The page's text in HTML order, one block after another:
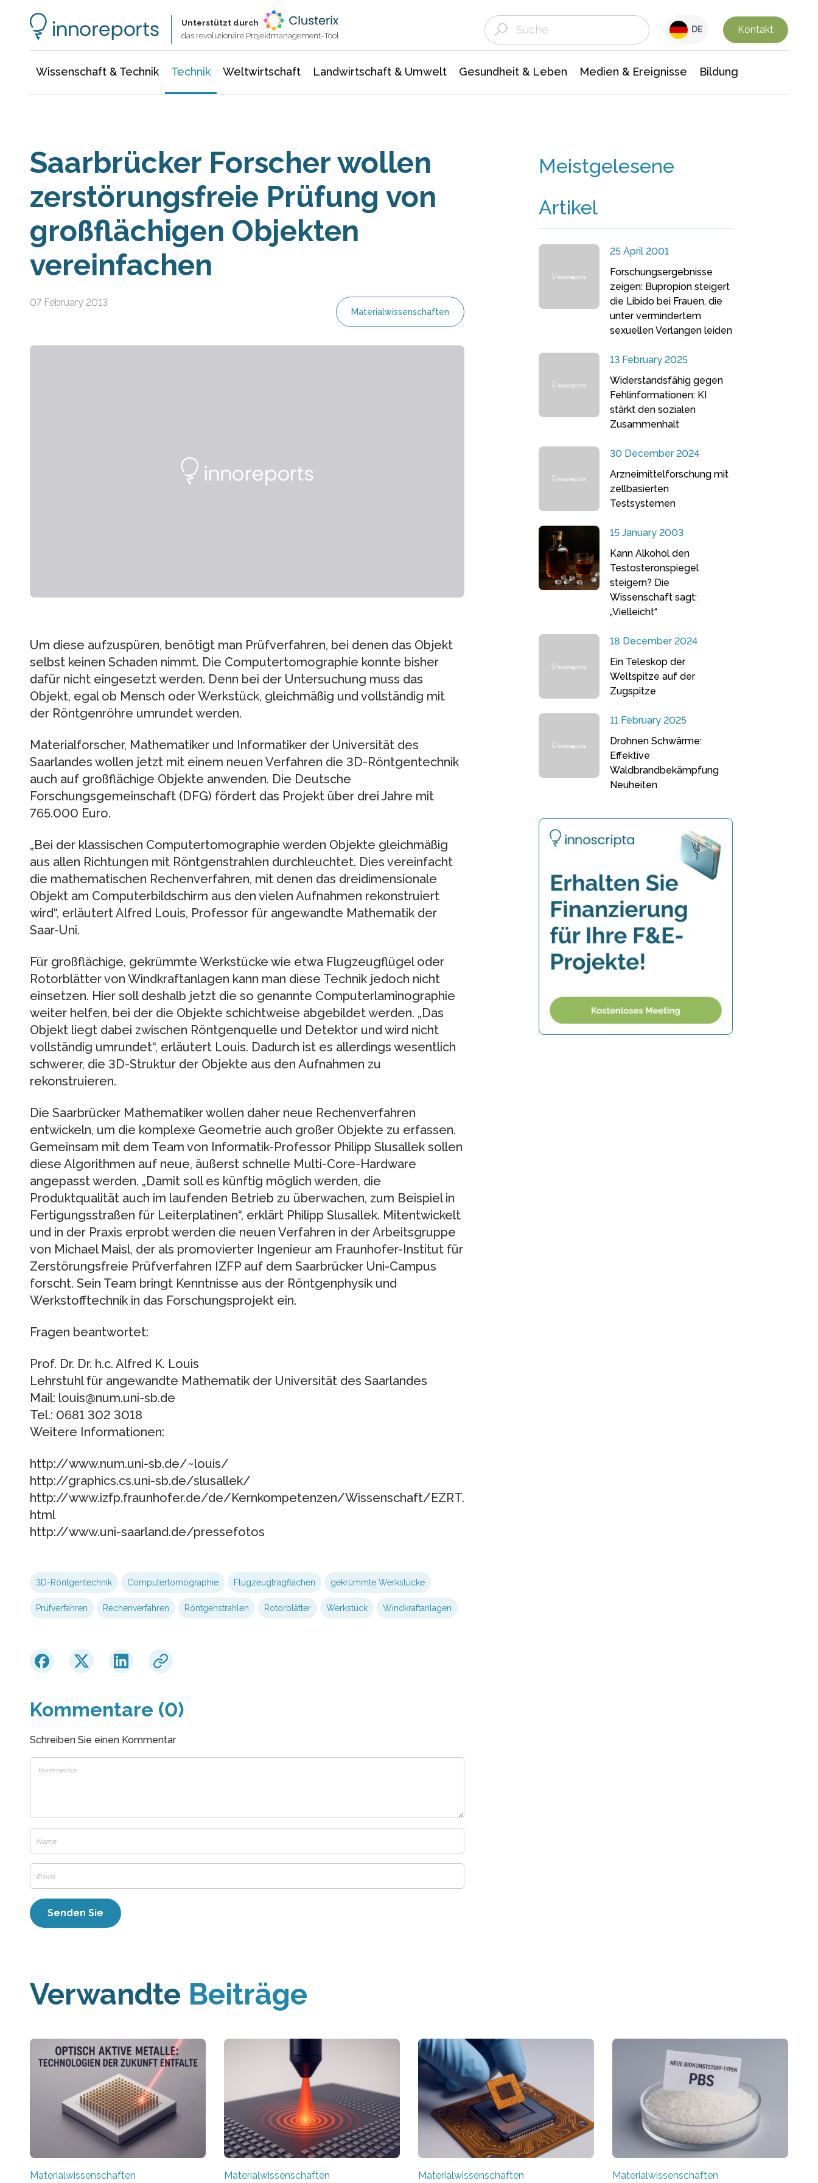
Unterstützt durch
das revolutionäre Projektmanagement-Tool
DE Kontakt
Wissenschaft & Technik Technik Weltwirtschaft Landwirtschaft & Umwelt Gesundheit & Leben Medien & Ereignisse Bildung
Saarbrücker Forscher wollen
zerstörungsfreie Prüfung von
großflächigen Objekten
vereinfachen
07 February 2013
Materialwissenschaften
Um diese aufzuspüren, benötigt man Prüfverfahren, bei denen das Objekt
selbst keinen Schaden nimmt. Die Computertomographie konnte bisher
dafür nicht eingesetzt werden. Denn bei der Untersuchung muss das
Objekt, egal ob Mensch oder Werkstück, gleichmäßig und vollständig mit
der Röntgenröhre umrundet werden.
Materialforscher, Mathematiker und Informatiker der Universität des
Saarlandes wollen jetzt mit einem neuen Verfahren die 3D-Röntgentechnik
auch auf großflächige Objekte anwenden. Die Deutsche
Forschungsgemeinschaft (DFG) fördert das Projekt über drei Jahre mit
765.000 Euro.
„Bei der klassischen Computertomographie werden Objekte gleichmäßig
aus allen Richtungen mit Röntgenstrahlen durchleuchtet. Dies vereinfacht
die mathematischen Rechenverfahren, mit denen das dreidimensionale
Objekt am Computerbildschirm aus den vielen Aufnahmen rekonstruiert
wird“, erläutert Alfred Louis, Professor für angewandte Mathematik der
Saar-Uni.
Für großflächige, gekrümmte Werkstücke wie etwa Flugzeugflügel oder
Rotorblätter von Windkraftanlagen kann man diese Technik jedoch nicht
einsetzen. Hier soll deshalb jetzt die so genannte Computerlaminographie
weiter helfen, bei der die Objekte schichtweise abgebildet werden. „Das
Objekt liegt dabei zwischen Röntgenquelle und Detektor und wird nicht
vollständig umrundet“, erläutert Louis. Dadurch ist es allerdings wesentlich
schwerer, die 3D-Struktur der Objekte aus den Aufnahmen zu
rekonstruieren.
Die Saarbrücker Mathematiker wollen daher neue Rechenverfahren
entwickeln, um die komplexe Geometrie auch großer Objekte zu erfassen.
Gemeinsam mit dem Team von Informatik-Professor Philipp Slusallek sollen
diese Algorithmen auf neue, äußerst schnelle Multi-Core-Hardware
angepasst werden. „Damit soll es künftig möglich werden, die
Produktqualität auch im laufenden Betrieb zu überwachen, zum Beispiel in
Fertigungsstraßen für Leiterplatinen“, erklärt Philipp Slusallek. Mitentwickelt
und in der Praxis erprobt werden die neuen Verfahren in der Arbeitsgruppe
von Michael Maisl, der als promovierter Ingenieur am Fraunhofer-Institut für
Zerstörungsfreie Prüfverfahren IZFP auf dem Saarbrücker Uni-Campus
forscht. Sein Team bringt Kenntnisse aus der Röntgenphysik und
Werkstofftechnik in das Forschungsprojekt ein.
Fragen beantwortet:
Prof. Dr. Dr. h.c. Alfred K. Louis
Lehrstuhl für angewandte Mathematik der Universität des Saarlandes
Mail: louis@num.uni-sb.de
Tel.: 0681 302 3018
Weitere Informationen:
http://www.num.uni-sb.de/~louis/
http://graphics.cs.uni-sb.de/slusallek/
http://www.izfp.fraunhofer.de/de/Kernkompetenzen/Wissenschaft/EZRT.
html
http://www.uni-saarland.de/pressefotos
3D-Röntgentechnik Computertomographie Flugzeugtragflächen gekrümmte Werkstücke
Prüfverfahren Rechenverfahren Röntgenstrahlen Rotorblätter Werkstück Windkraftanlagen
Kommentare (0)
Schreiben Sie einen Kommentar
Meistgelesene
Artikel
25 April 2001
Forschungsergebnisse
zeigen: Bupropion steigert
die Libido bei Frauen, die
unter vermindertem
sexuellen Verlangen leiden
13 February 2025
Widerstandsfähig gegen
Fehlinformationen: KI
stärkt den sozialen
Zusammenhalt
30 December 2024
Arzneimittelforschung mit
zellbasierten
Testsystemen
15 January 2003
Kann Alkohol den
Testosteronspiegel
steigern? Die
Wissenschaft sagt:
„Vielleicht“
18 December 2024
Ein Teleskop der
Weltspitze auf der
Zugspitze
11 February 2025
Drohnen Schwärme:
Effektive
Waldbrandbekämpfung
Neuheiten
Verwandte Beiträge
Materialwissenschaften Materialwissenschaften Materialwissenschaften Materialwissenschaften